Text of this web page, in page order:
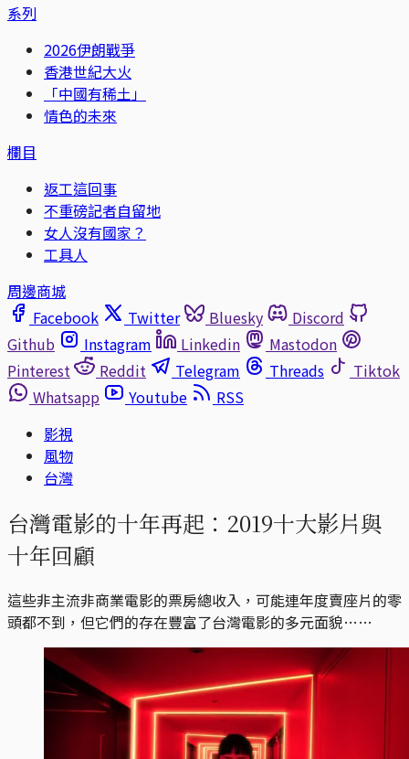
系列
2026伊朗戰爭
香港世紀大火
「中國有稀土」
情色的未來
欄目
返工這回事
不重磅記者自留地
女人沒有國家？
工具人
周邊商城
Facebook
Twitter Bluesky
Discord
Github
Instagram Linkedin
Mastodon
Pinterest
Reddit Telegram Threads
Tiktok
Whatsapp
Youtube
RSS
影視
風物
台灣
台灣電影的十年再起：2019十大影片與
十年回顧
這些非主流非商業電影的票房總收入，可能連年度賣座片的零
頭都不到，但它們的存在豐富了台灣電影的多元面貌……